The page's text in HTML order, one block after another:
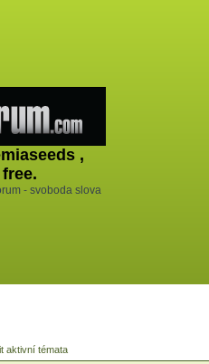
,
- svoboda slova
aktivní témata